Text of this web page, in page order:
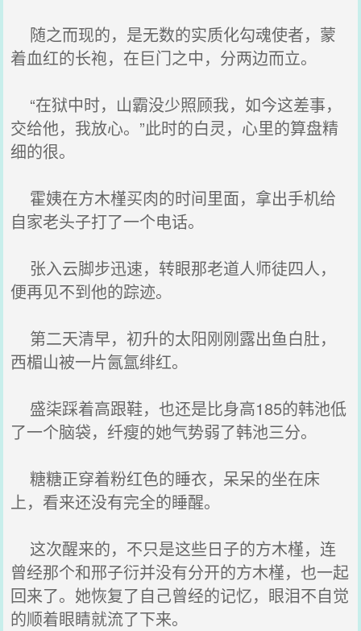
随之而现的，是无数的实质化勾魂使者，蒙
着血红的长袍，在巨门之中，分两边而立。
“在狱中时，山霸没少照顾我，如今这差事，
交给他，我放心。”此时的白灵，心里的算盘精
细的很。
霍姨在方木槿买肉的时间里面，拿出手机给
自家老头子打了一个电话。
张入云脚步迅速，转眼那老道人师徒四人，
便再见不到他的踪迹。
第二天清早，初升的太阳刚刚露出鱼白肚，
西楣山被一片氤氲绯红。
盛柒踩着高跟鞋，也还是比身高185的韩池低
了一个脑袋，纤瘦的她气势弱了韩池三分。
糖糖正穿着粉红色的睡衣，呆呆的坐在床
上，看来还没有完全的睡醒。
这次醒来的，不只是这些日子的方木槿，连
曾经那个和邢子衍并没有分开的方木槿，也一起
回来了。她恢复了自己曾经的记忆，眼泪不自觉
的顺着眼睛就流了下来。